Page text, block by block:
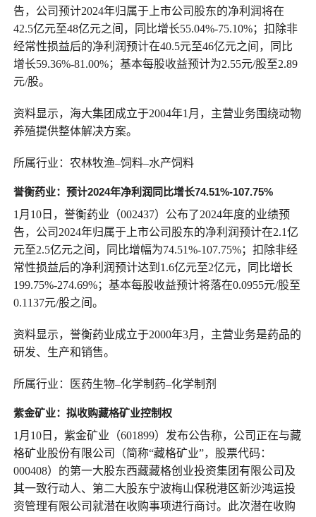
告，公司预计2024年归属于上市公司股东的净利润将在
42.5亿元至48亿元之间，同比增长55.04%-75.10%；扣除非
经常性损益后的净利润预计在40.5元至46亿元之间，同比
增长59.36%-81.00%；基本每股收益预计为2.55元/股至2.89
元/股。
资料显示，海大集团成立于2004年1月，主营业务围绕动物
养殖提供整体解决方案。
所属行业：农林牧渔–饲料–水产饲料
誉衡药业：预计2024年净利润同比增长74.51%-107.75%
1月10日，誉衡药业（002437）公布了2024年度的业绩预
告，公司2024年归属于上市公司股东的净利润预计在2.1亿
元至2.5亿元之间，同比增幅为74.51%-107.75%；扣除非经
常性损益后的净利润预计达到1.6亿元至2亿元，同比增长
199.75%-274.69%；基本每股收益预计将落在0.0955元/股至
0.1137元/股之间。
资料显示，誉衡药业成立于2000年3月，主营业务是药品的
研发、生产和销售。
所属行业：医药生物–化学制药–化学制剂
紫金矿业： 拟收购藏格矿业控制权
1月10日，紫金矿业（601899）发布公告称，公司正在与藏
格矿业股份有限公司（简称“藏格矿业”，股票代码：
000408）的第一大股东西藏藏格创业投资集团有限公司及
其一致行动人、第二大股东宁波梅山保税港区新沙鸿运投
资管理有限公司就潜在收购事项进行商讨。此次潜在收购